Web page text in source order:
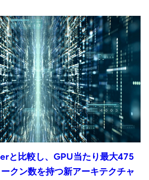
と比較し、GPU当たり最大475
クン数を持つ新アーキテクチャ